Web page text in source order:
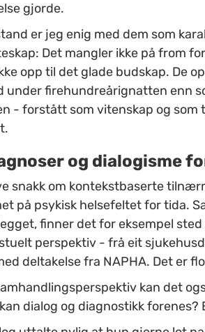
gjorde.
er jeg enig med dem som
Det mangler ikke på from
opp til det glade budskap. De
under firehundreårignatten enn
- forstått som vitenskap og
og dialogisme
snakk om kontekstbaserte
på psykisk helsefeltet for tida.
finner det for eksempel
perspektiv - frå eit
deltakelse fra NAPHA. Det er
kan det
dialog og diagnostikk forenes?